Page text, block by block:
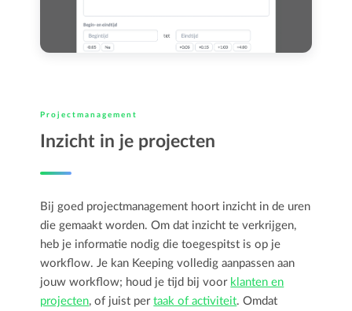
Projectmanagement
Inzicht in je projecten
Bij goed projectmanagement hoort inzicht in de uren
die gemaakt worden. Om dat inzicht te verkrijgen,
heb je informatie nodig die toegespitst is op je
workflow. Je kan Keeping volledig aanpassen aan
jouw workflow; houd je tijd bij voor klanten en
projecten, of juist pertaak of activiteit. Omdat